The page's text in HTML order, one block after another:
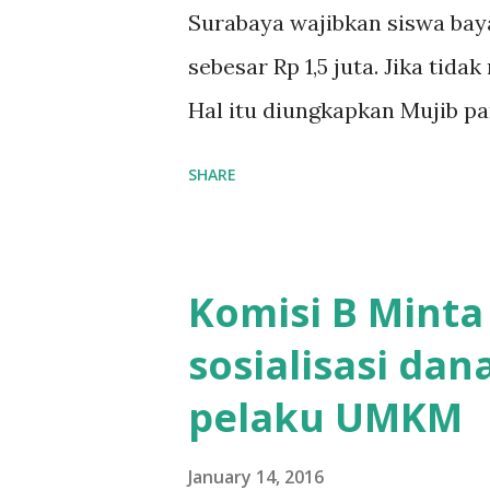
Surabaya wajibkan siswa
sebesar Rp 1,5 juta. Jika
Hal itu diungkapkan Mujib
terpaksa ortu nya pinjam
ikut ujian. "Kasihan dia
kerja sebagai pembantu
SHARE
Komisi B
sosialisasi
pelaku UMKM
January 14, 2016